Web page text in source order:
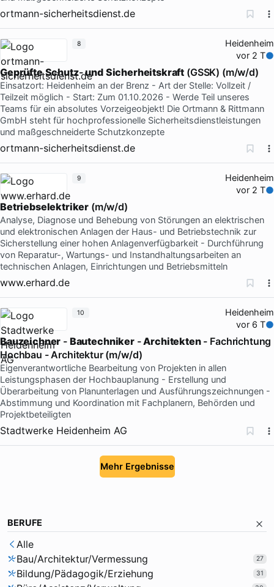
ortmann-sicherheitsdienst.de
Heidenheim
vor 2 T
Geprüfte Schutz-und Sicherheitskraft (GSSK) (m/w/d)
Einsatzort: Heidenheim an der Brenz - Art der Stelle: Vollzeit /
Teilzeit möglich - Start: Zum 01.10.2026 - Werde Teil unseres
Teams für ein absolutes Vorzeigeobjekt! Die Ortmann & Rittmann
GmbH steht für hochprofessionelle Sicherheitsdienstleistungen
und maßgeschneiderte Schutzkonzepte
ortmann-sicherheitsdienst.de
8
Heidenheim
vor 2 T
Betriebselektriker (m/w/d)
Analyse, Diagnose und Behebung von Störungen an elektrischen
und elektronischen Anlagen der Haus- und Betriebstechnik zur
Sicherstellung einer hohen Anlagenverfügbarkeit - Durchführung
von Reparatur-, Wartungs- und Instandhaltungsarbeiten an
technischen Anlagen, Einrichtungen und Betriebsmitteln
www.erhard.de
9
Heidenheim
vor 6 T
Bauzeichner - Bautechniker-Architekten- Fachrichtung
Hochbau - Architektur (m/w/d)
Eigenverantwortliche Bearbeitung von Projekten in allen
Leistungsphasen der Hochbauplanung - Erstellung und
Überarbeitung von Planunterlagen und Ausführungszeichnungen -
Abstimmung und Koordination mit Fachplanern, Behörden und
Projektbeteiligten
Stadtwerke Heidenheim AG
10
Mehr Ergebnisse
BERUFE
Alle
Bau/Architektur/Vermessung
27
Bildung/Pädagogik/Erziehung 31